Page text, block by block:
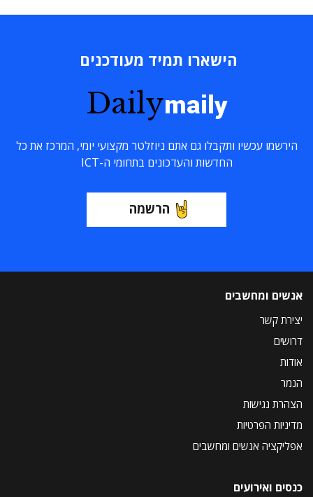
הישארו תמיד מעודכנים
Dailymaily
הירשמו עכשיו ותקבלו גם אתם ניוזלטר מקצועי יומי, המרכז את כל
החדשות והעדכונים בתחומי ה-ICT
הרשמה
אנשים ומחשבים
יצירת קשר
דרושים
אודות
הנמר
הצהרת נגישות
מדיניות הפרטיות
אפליקציה אנשים ומחשבים
כנסים ואירועים